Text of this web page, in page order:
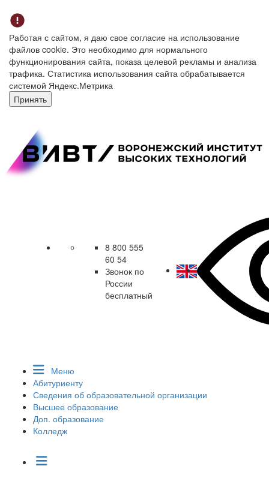
Работая с сайтом, я даю свое согласие на использование
файлов cookie. Это необходимо для нормального
функционирования сайта, показа целевой рекламы и анализа
трафика. Статистика использования сайта обрабатывается
системой Яндекс.Метрика
Принять
8 800 555
60 54
Звонок по
России
бесплатный
Меню
Абитуриенту
Сведения об образовательной организации
Высшее образование
Доп. образование
Колледж